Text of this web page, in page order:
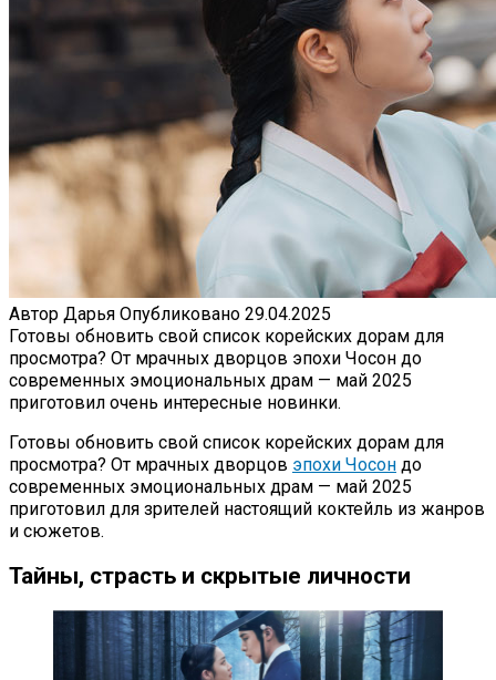
Автор Дарья Опубликовано 29.04.2025
Готовы обновить свой список корейских дорам для
просмотра? От мрачных дворцов эпохи Чосон до
современных эмоциональных драм — май 2025
приготовил очень интересные новинки.
Готовы обновить свой список корейских дорам для
просмотра? От мрачных дворцов эпохи Чосон до
современных эмоциональных драм — май 2025
приготовил для зрителей настоящий коктейль из жанров
и сюжетов.
Тайны, страсть и скрытые личности